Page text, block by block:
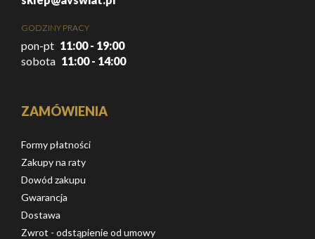
GODZINY PRACY
pon-pt 11:00 - 19:00
sobota 11:00 - 14:00
ZAMÓWIENIA
Formy płatności
Zakupy na raty
Dowód zakupu
Gwarancja
Dostawa
Zwrot - odstąpienie od umowy